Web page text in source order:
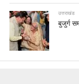
उत्तराखंड
बुजुर्ग